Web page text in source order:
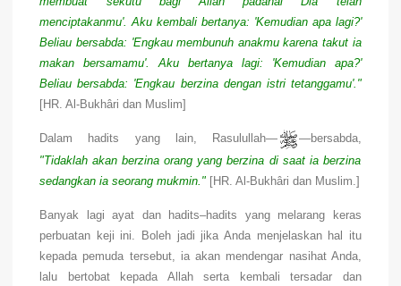
menciptakanmu'. Aku kembali bertanya: 'Kemudian apa lagi?'
Beliau bersabda: 'Engkau membunuh anakmu karena takut ia
makan bersamamu'. Aku bertanya lagi: 'Kemudian apa?'
Beliau bersabda: 'Engkau berzina dengan istri tetanggamu'."
[HR. Al-Bukhâri dan Muslim]
Dalam hadits yang lain, Rasulullah—
—bersabda,
"Tidaklah akan berzina orang yang berzina di saat ia berzina
sedangkan ia seorang mukmin." [HR. Al-Bukhâri dan Muslim.]
Banyak lagi ayat dan hadits–hadits yang melarang keras
perbuatan keji ini. Boleh jadi jika Anda menjelaskan hal itu
kepada pemuda tersebut, ia akan mendengar nasihat Anda,
lalu bertobat kepada Allah serta kembali tersadar dan